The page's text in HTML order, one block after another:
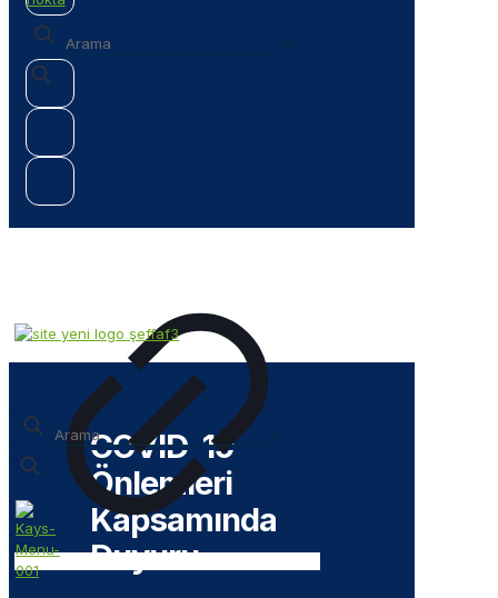
COVID-19
Önlemleri
Kapsamında
Duyuru